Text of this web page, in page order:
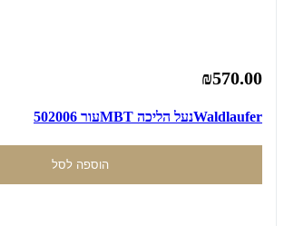
₪570.00
Waldlauferנעל הליכה MBTעור 502006
הוספה לסל